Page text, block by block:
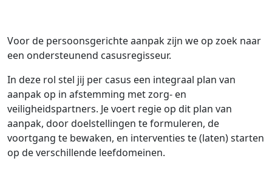
Voor de persoonsgerichte aanpak zijn we op zoek naar
een ondersteunend casusregisseur.
In deze rol stel jij per casus een integraal plan van
aanpak op in afstemming met zorg- en
veiligheidspartners. Je voert regie op dit plan van
aanpak, door doelstellingen te formuleren, de
voortgang te bewaken, en interventies te (laten) starten
op de verschillende leefdomeinen.